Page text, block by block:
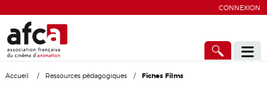
CONNEXION
Accueil / Ressources pédagogiques / Fiches Films